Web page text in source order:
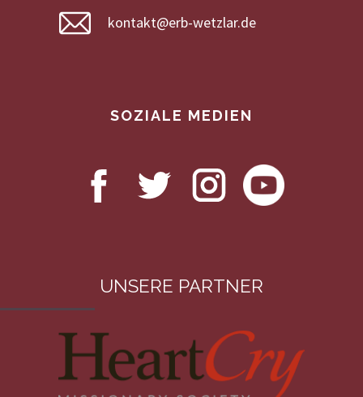
kontakt@erb-wetzlar.de
SOZIALE MEDIEN
UNSERE PARTNER